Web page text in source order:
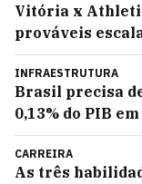
Vitória x
prováveis
INFRAESTRUTURA
Brasil precisa
0,13% do PIB
CARREIRA
As três